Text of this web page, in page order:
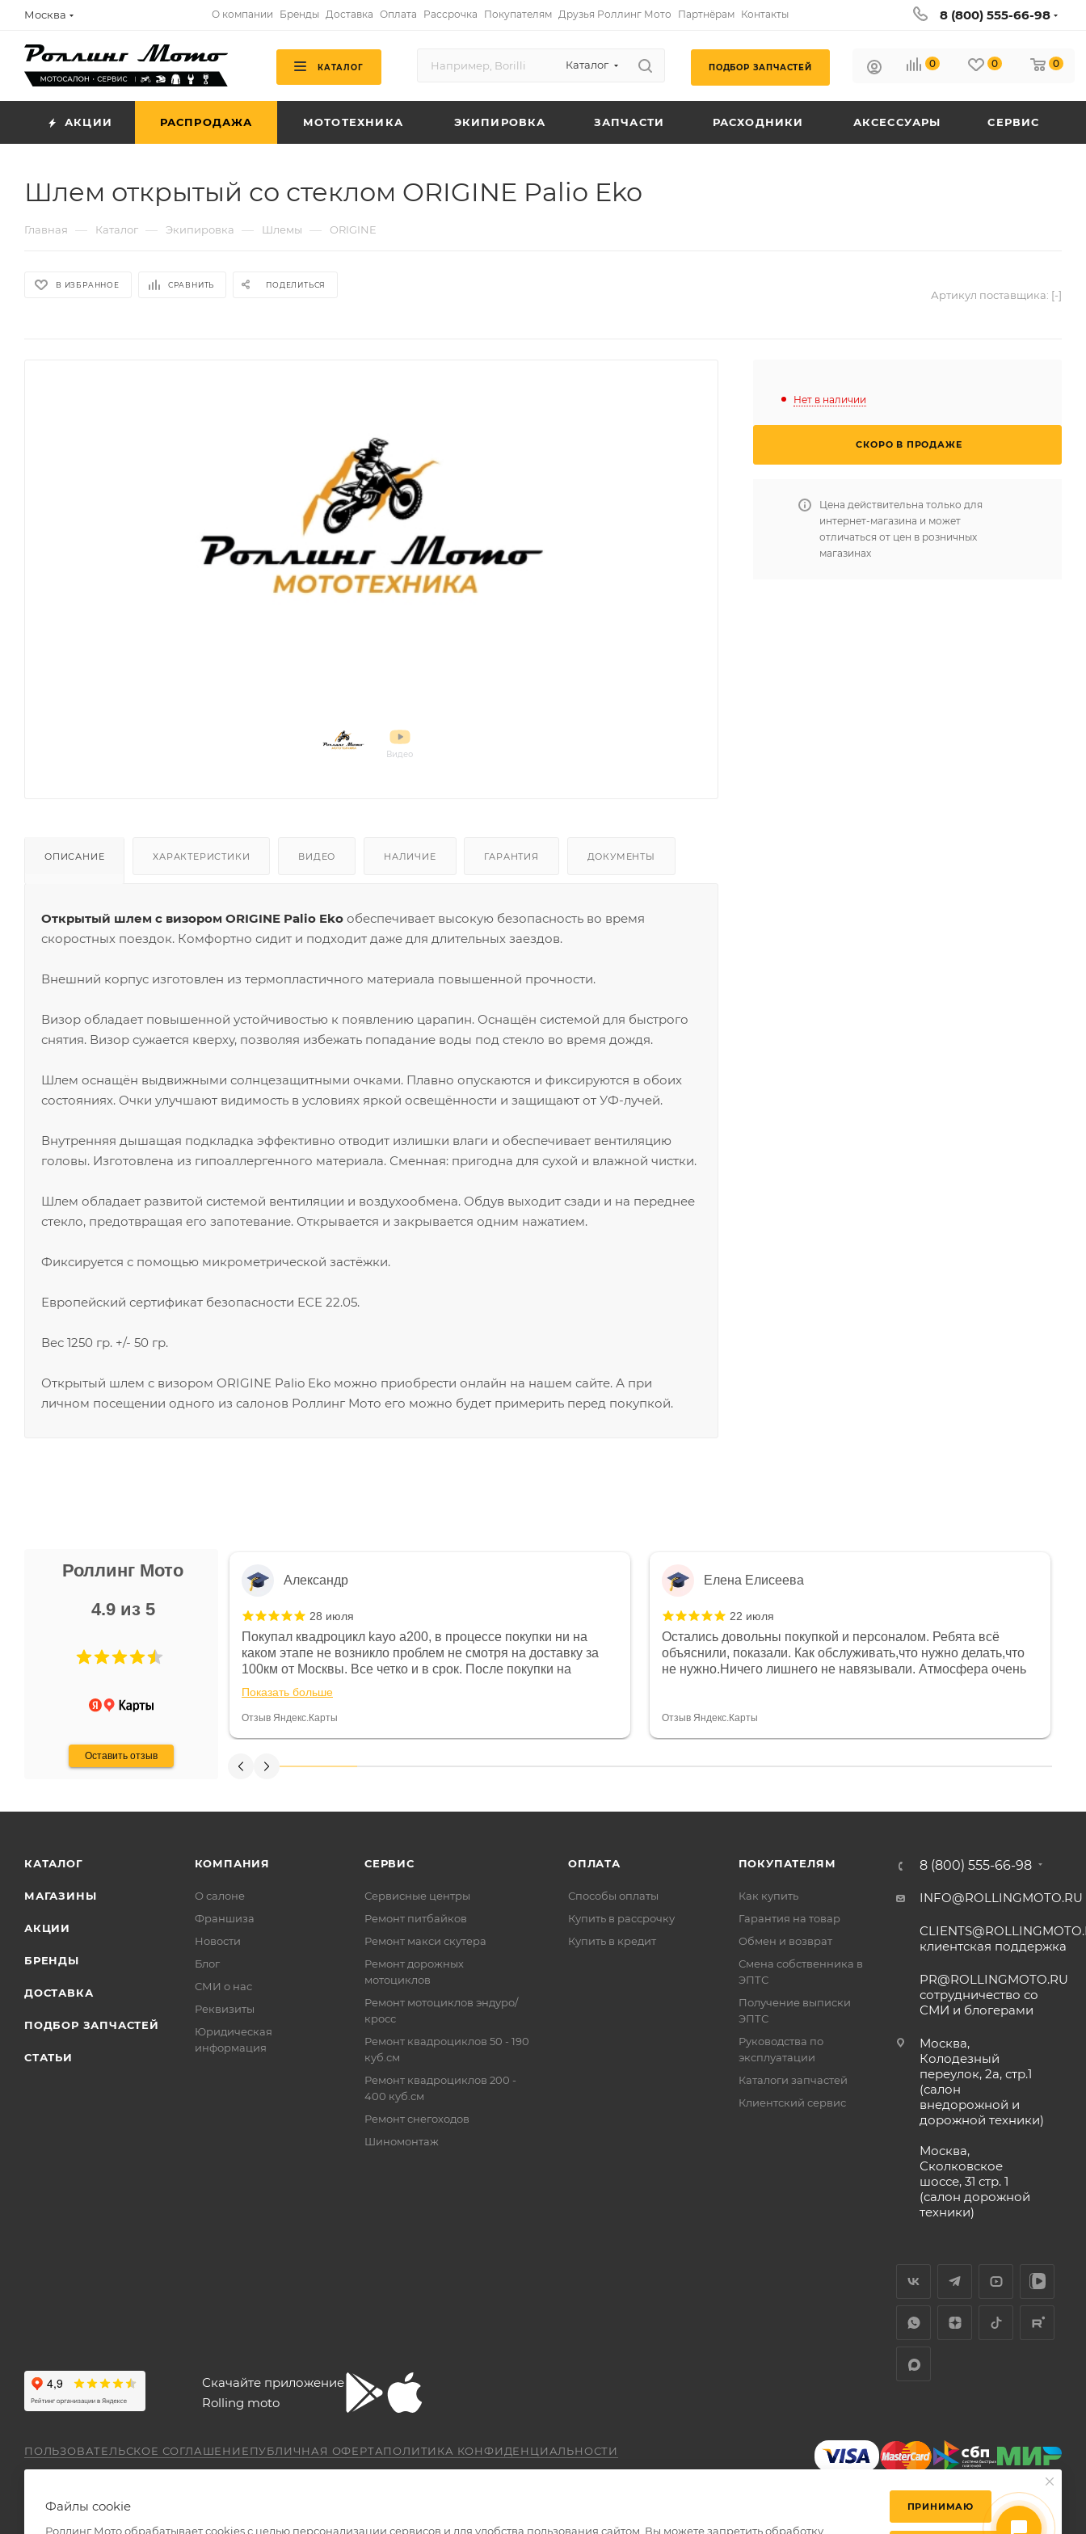
Москва О компании Бренды Доставка Оплата Рассрочка Покупателям Друзья Роллинг Мото Партнёрам Контакты 8 (800) 555-66-98
КАТАЛОГ Каталог ПОДБОР ЗАПЧАСТЕЙ 0 0 0
АКЦИИ РАСПРОДАЖА МОТОТЕХНИКА ЭКИПИРОВКА ЗАПЧАСТИ РАСХОДНИКИ АКСЕССУАРЫ СЕРВИС
Шлем открытый со стеклом ORIGINE Palio Eko
Главная — Каталог — Экипировка — Шлемы — ORIGINE
В ИЗБРАННОЕ СРАВНИТЬ ПОДЕЛИТЬСЯ
Артикул поставщика: [-]
Видео
ОПИСАНИЕ ХАРАКТЕРИСТИКИ ВИДЕО НАЛИЧИЕ ГАРАНТИЯ ДОКУМЕНТЫ
Открытый шлем с визором ORIGINE Palio Eko обеспечивает высокую безопасность во время
скоростных поездок. Комфортно сидит и подходит даже для длительных заездов.
Внешний корпус изготовлен из термопластичного материала повышенной прочности.
Визор обладает повышенной устойчивостью к появлению царапин. Оснащён системой для быстрого
снятия. Визор сужается кверху, позволяя избежать попадание воды под стекло во время дождя.
Шлем оснащён выдвижными солнцезащитными очками. Плавно опускаются и фиксируются в обоих
состояниях. Очки улучшают видимость в условиях яркой освещённости и защищают от УФ-лучей.
Внутренняя дышащая подкладка эффективно отводит излишки влаги и обеспечивает вентиляцию
головы. Изготовлена из гипоаллергенного материала. Сменная: пригодна для сухой и влажной чистки.
Шлем обладает развитой системой вентиляции и воздухообмена. Обдув выходит сзади и на переднее
стекло, предотвращая его запотевание. Открывается и закрывается одним нажатием.
Фиксируется с помощью микрометрической застёжки.
Европейский сертификат безопасности ECE 22.05.
Вес 1250 гр. +/- 50 гр.
Открытый шлем с визором ORIGINE Palio Eko можно приобрести онлайн на нашем сайте. А при
личном посещении одного из салонов Роллинг Мото его можно будет примерить перед покупкой.
Нет в наличии
СКОРО В ПРОДАЖЕ
Цена действительна только для
интернет-магазина и может
отличаться от цен в розничных
магазинах
Роллинг Мото
4.9 из 5
Оставить отзыв
Не понравились условия
и дают только на год)
Александр
28 июля
Покупал квадроцикл kayo a200, в процессе покупки ни на
каком этапе не возникло проблем не смотря на доставку за
100км от Москвы. Все четко и в срок. После покупки на
спидометре всегда был 0, при этом представители магазина
постоянно были на связи и в итоге проблема была решена.
Считаю, что это говорит о небезразличии к клиенту после
Показать больше
Отзыв Яндекс.Карты
Елена Елисеева
22 июля
Остались довольны покупкой и персоналом. Ребята всё
объяснили, показали. Как обслуживать,что нужно делать,что
не нужно.Ничего лишнего не навязывали. Атмосфера очень
огромное спасибо Дмитрию, за клиентоориентированность и
Отзыв Яндекс.Карты
КАТАЛОГ
МАГАЗИНЫ
АКЦИИ
БРЕНДЫ
ДОСТАВКА
ПОДБОР ЗАПЧАСТЕЙ
СТАТЬИ
КОМПАНИЯ
О салоне
Франшиза
Новости
Блог
СМИ о нас
Реквизиты
Юридическая
информация
СЕРВИС
Сервисные центры
Ремонт питбайков
Ремонт макси скутера
Ремонт дорожных
мотоциклов
Ремонт мотоциклов эндуро/
кросс
Ремонт квадроциклов 50 - 190
куб.см
Ремонт квадроциклов 200 -
400 куб.см
Ремонт снегоходов
Шиномонтаж
ОПЛАТА
Способы оплаты
Купить в рассрочку
Купить в кредит
ПОКУПАТЕЛЯМ
Как купить
Гарантия на товар
Обмен и возврат
Смена собственника в
ЭПТС
Получение выписки
ЭПТС
Руководства по
эксплуатации
Каталоги запчастей
Клиентский сервис
8 (800) 555-66-98
INFO@ROLLINGMOTO.RU
клиентская поддержка
PR@ROLLINGMOTO.RU
сотрудничество со
СМИ и блогерами
Москва,
Колодезный
переулок, 2а, стр.1
(салон
внедорожной и
дорожной техники)
Москва,
Сколковское
шоссе, 31 стр. 1
(салон дорожной
техники)
Скачайте приложение
Rolling moto
ПОЛЬЗОВАТЕЛЬСКОЕ СОГЛАШЕНИЕПУБЛИЧНАЯ ОФЕРТАПОЛИТИКА КОНФИДЕНЦИАЛЬНОСТИ
Файлы cookie
Роллинг Мото обрабатывает сookies с целью персонализации сервисов и для удобства пользования сайтом. Вы можете запретить обработку
ПРИНИМАЮ